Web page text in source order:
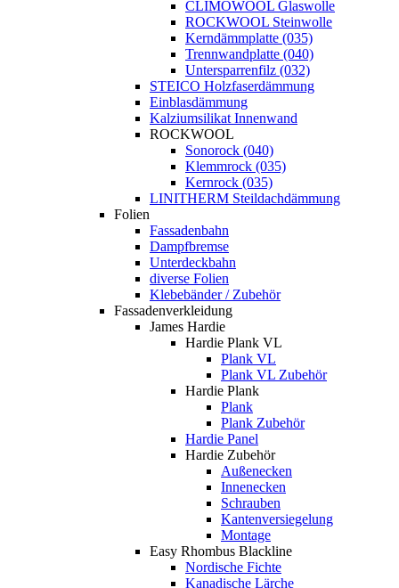
CLIMOWOOL Glaswolle
ROCKWOOL Steinwolle
Kerndämmplatte (035)
Trennwandplatte (040)
Untersparrenfilz (032)
STEICO Holzfaserdämmung
Einblasdämmung
Kalziumsilikat Innenwand
ROCKWOOL
Sonorock (040)
Klemmrock (035)
Kernrock (035)
LINITHERM Steildachdämmung
Folien
Fassadenbahn
Dampfbremse
Unterdeckbahn
diverse Folien
Klebebänder / Zubehör
Fassadenverkleidung
James Hardie
Hardie Plank VL
Plank VL
Plank VL Zubehör
Hardie Plank
Plank
Plank Zubehör
Hardie Panel
Hardie Zubehör
Außenecken
Innenecken
Schrauben
Kantenversiegelung
Montage
Easy Rhombus Blackline
Nordische Fichte
Kanadische Lärche